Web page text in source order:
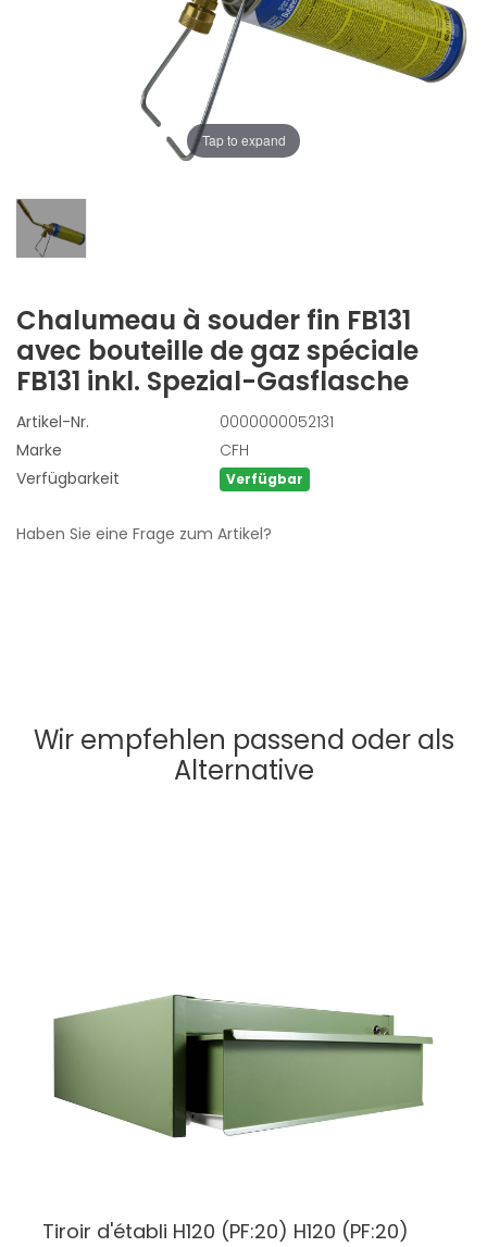
Tap to expand
Chalumeau à souder fin FB131
avec bouteille de gaz spéciale
FB131 inkl. Spezial-Gasflasche
Artikel-Nr.
0000000052131
Marke
CFH
Verfügbarkeit
Verfügbar
Haben Sie eine Frage zum Artikel?
Wir empfehlen passend oder als
Alternative
Tiroir d'établi H120 (PF:20) H120 (PF:20)